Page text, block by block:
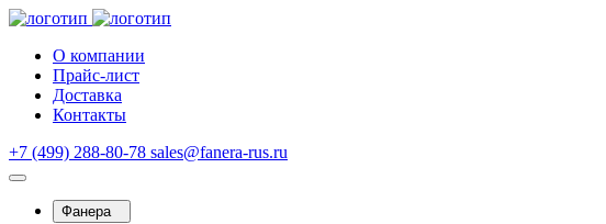
О компании
Прайс-лист
Доставка
Контакты
+7 (499) 288-80-78 sales@fanera-rus.ru
Фанера